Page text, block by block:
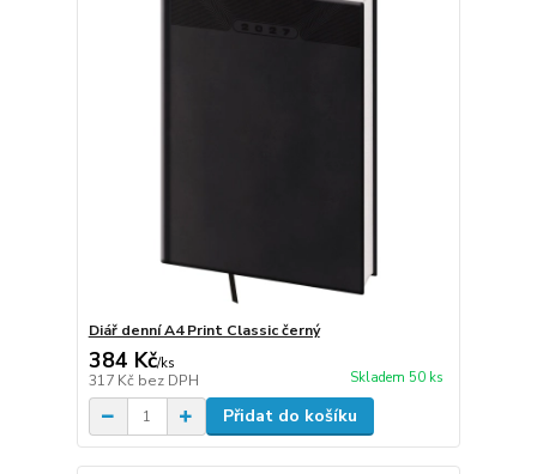
Diář denní A4 Print Classic černý
384 Kč/ks
317 Kč bez DPH Skladem 50 ks
Přidat do košíku